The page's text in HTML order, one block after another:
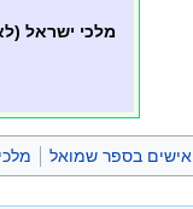
מלכי ישראל
אישים בספר שמואל